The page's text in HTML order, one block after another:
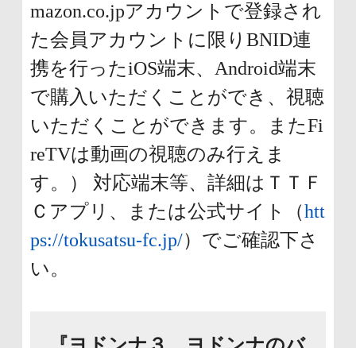
mazon.co.jpアカウントで登録され
た会員アカウントに限りBNID連
携を行ったiOS端末、Android端末
で購入いただくことができ、視聴
いただくことができます。またFi
reTVは動画の視聴のみ行えま
す。） 対応端末等、詳細はＴＴＦ
Ｃアプリ、または公式サイト（htt
ps://tokusatsu-fc.jp/）でご確認下さ
い。